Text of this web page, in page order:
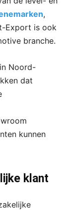
,
Export is ook
branche.
Noord-
dat
kunnen
klant